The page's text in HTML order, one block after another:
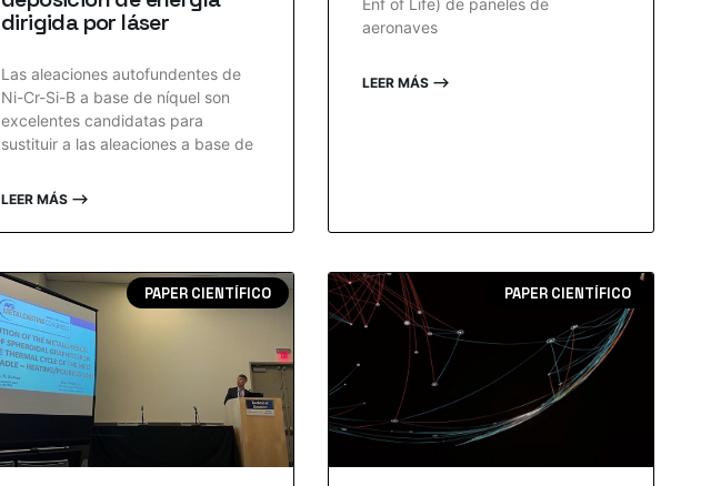
dirigida por láser
Las aleaciones autofundentes de
Ni-Cr-Si-B a base de níquel son
excelentes candidatas para
sustituir a las aleaciones a base de
LEER MÁS ⟶
aeronaves
LEER MÁS ⟶
PAPER CIENTÍFICO PAPER CIENTÍFICO